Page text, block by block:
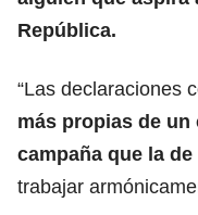
República.
“Las declaraciones
más propias de
campaña que la
trabajar